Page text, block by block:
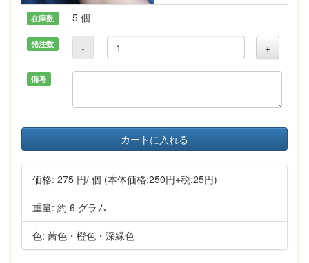
在庫数 5 個
発注数 - +
備考
カートに入れる
価格: 275 円/ 個 (本体価格:250円+税:25円)
重量: 約 6 グラム
色: 茜色・橙色・深緑色